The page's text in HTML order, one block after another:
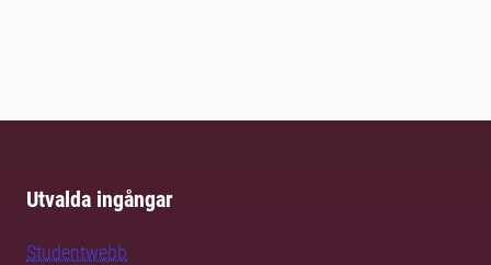
Utvalda ingångar
Studentwebb